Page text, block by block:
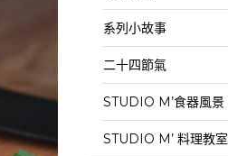
系列小故事
二十四節氣
STUDIO M’食器風景
STUDIO M’ 料理教室